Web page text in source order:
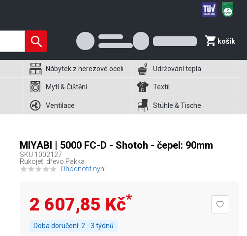
košík
Nábytek z nerezové oceli Udržování tepla
Mytí & Čištění Textil
Ventilace Stühle & Tische
MIYABI | 5000 FC-D - Shotoh - čepel: 90mm
SKU 1002127
Rukojeť: dřevo Pakka
Ohodnotit nyní
2 607,85 Kč*
Doba doručení: 2 - 3 týdnů